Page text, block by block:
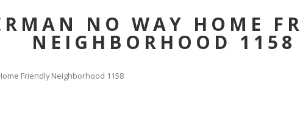
NO WAY HOME
NEIGHBORHOOD 1158
Friendly Neighborhood 1158